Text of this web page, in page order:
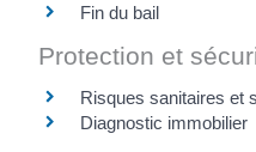
Fin du bail
Protection et
Risques sanitaires et
Diagnostic immobilier